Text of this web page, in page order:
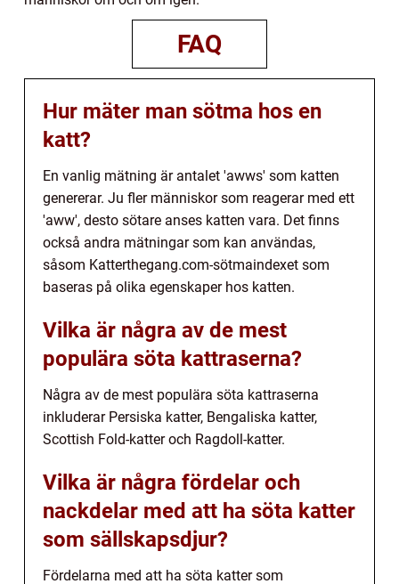
FAQ
Hur mäter man sötma hos en
katt?
En vanlig mätning är antalet 'awws' som katten
genererar. Ju fler människor som reagerar med ett
'aww', desto sötare anses katten vara. Det finns
också andra mätningar som kan användas,
såsom Katterthegang.com-sötmaindexet som
baseras på olika egenskaper hos katten.
Vilka är några av de mest
populära söta kattraserna?
Några av de mest populära söta kattraserna
inkluderar Persiska katter, Bengaliska katter,
Scottish Fold-katter och Ragdoll-katter.
Vilka är några fördelar och
nackdelar med att ha söta katter
som sällskapsdjur?
Fördelarna med att ha söta katter som